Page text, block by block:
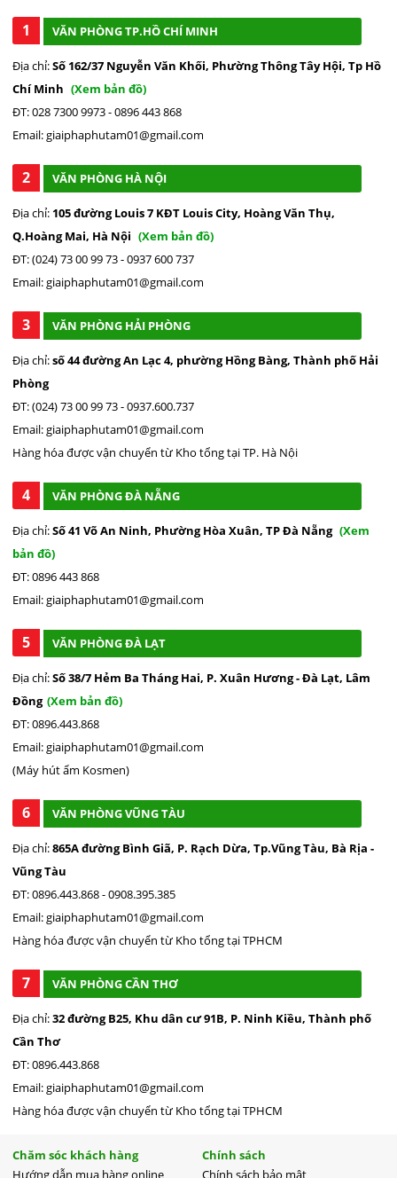
1 VĂN PHÒNG TP.HỒ CHÍ MINH
Địa chỉ:Số 162/37 Nguyễn Văn Khối, Phường Thông Tây Hội, Tp Hồ
Chí Minh (Xem bản đồ)
ĐT: 028 7300 9973 - 0896 443 868
Email: giaiphaphutam01@gmail.com
2 VĂN PHÒNG HÀ NỘI
Địa chỉ: 105 đường Louis 7 KĐT Louis City, Hoàng Văn Thụ,
Q.Hoàng Mai, Hà Nội (Xem bản đồ)
ĐT: (024) 73 00 99 73 - 0937 600 737
Email: giaiphaphutam01@gmail.com
3 VĂN PHÒNG HẢI PHÒNG
Địa chỉ:số 44 đường An Lạc 4, phường Hồng Bàng, Thành phố Hải
Phòng
ĐT: (024) 73 00 99 73 - 0937.600.737
Email: giaiphaphutam01@gmail.com
Hàng hóa được vận chuyển từ Kho tổng tại TP. Hà Nội
4 VĂN PHÒNG ĐÀ NẴNG
Địa chỉ:Số 41 Võ An Ninh, Phường Hòa Xuân, TP Đà Nẵng (Xem
bản đồ)
ĐT: 0896 443 868
Email: giaiphaphutam01@gmail.com
5 VĂN PHÒNG ĐÀ LẠT
Địa chỉ:Số 38/7 Hẻm Ba Tháng Hai, P. Xuân Hương - Đà Lạt, Lâm
Đồng (Xem bản đồ)
ĐT: 0896.443.868
Email: giaiphaphutam01@gmail.com
(Máy hút ẩm Kosmen)
6 VĂN PHÒNG VŨNG TÀU
Địa chỉ:865A đường Bình Giã, P. Rạch Dừa, Tp.Vũng Tàu, Bà Rịa -
Vũng Tàu
ĐT: 0896.443.868 - 0908.395.385
Email: giaiphaphutam01@gmail.com
Hàng hóa được vận chuyển từ Kho tổng tại TPHCM
7 VĂN PHÒNG CẦN THƠ
Địa chỉ:32 đường B25, Khu dân cư 91B, P. Ninh Kiều, Thành phố
Cần Thơ
ĐT: 0896.443.868
Email: giaiphaphutam01@gmail.com
Hàng hóa được vận chuyển từ Kho tổng tại TPHCM
Chăm sóc khách hàng
Hướng dẫn mua hàng online
Chính sách
Chính sách bảo mật